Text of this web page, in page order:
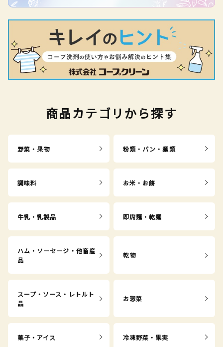
商品カテゴリから探す
野菜・果物 粉類・パン・麺類
調味料 お米・お餅
牛乳・乳製品 即席麺・乾麺
ハム・ソーセージ・他畜産
品
乾物
スープ・ソース・レトルト
品
お惣菜
菓子・アイス 冷凍野菜・果実